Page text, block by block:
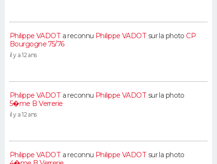
Philippe VADOT a reconnu Philippe VADOT sur la photo CP
Bourgogne 75/76
il y a 12 ans
Philippe VADOT a reconnu Philippe VADOT sur la photo
5�me B Verrerie
il y a 12 ans
Philippe VADOT a reconnu Philippe VADOT sur la photo